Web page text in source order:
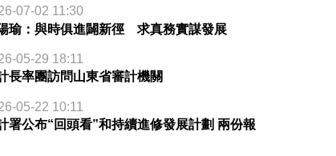
07-02 11:30
瑜：與時俱進闢新徑 求真務實謀發展
05-29 18:11
長率團訪問山東省審計機關
05-22 10:11
署公布“回頭看”和持續進修發展計劃 兩份報